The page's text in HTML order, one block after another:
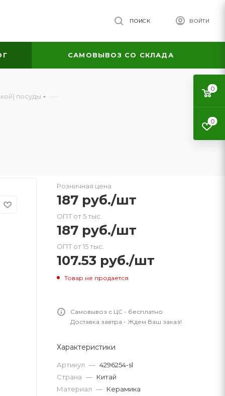
ВОЙТИ
ПОИСК
САМОВЫВОЗ СО СКЛАДА
посуды —
Розничная цена
187 руб./шт
ОПТ от 5 тыс.
187 руб./шт
ОПТ от 15 тыс.
107.53 руб./шт
Товар не продается
Самовывоз с ЦС - бесплатно
Доставка завтра - Ждем Ваш заказ!
Характеристики
Артикул — 4296254-sl
Страна — Китай
Материал — Керамика
0
0